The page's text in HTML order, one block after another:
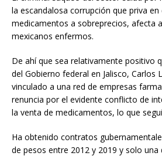
la escandalosa corrupción que priva
medicamentos a sobreprecios, afecta
mexicanos enfermos.
De ahí que sea relativamente positivo
del Gobierno federal en Jalisco, Carlos
vinculado a una red de empresas
renuncia por el evidente conflicto de
la venta de medicamentos, lo que
Ha obtenido contratos
de pesos entre 2012 y 2019 y solo una